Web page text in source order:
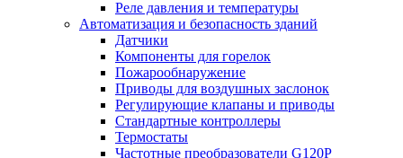
Реле давления и температуры
Автоматизация и безопасность зданий
Датчики
Компоненты для горелок
Пожарообнаружение
Приводы для воздушных заслонок
Регулирующие клапаны и приводы
Стандартные контроллеры
Термостаты
Частотные преобразователи G120P